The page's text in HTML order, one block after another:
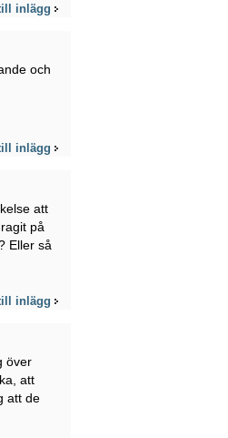
inlägg
och
inlägg
att
på
Eller så
inlägg
över
att
att de